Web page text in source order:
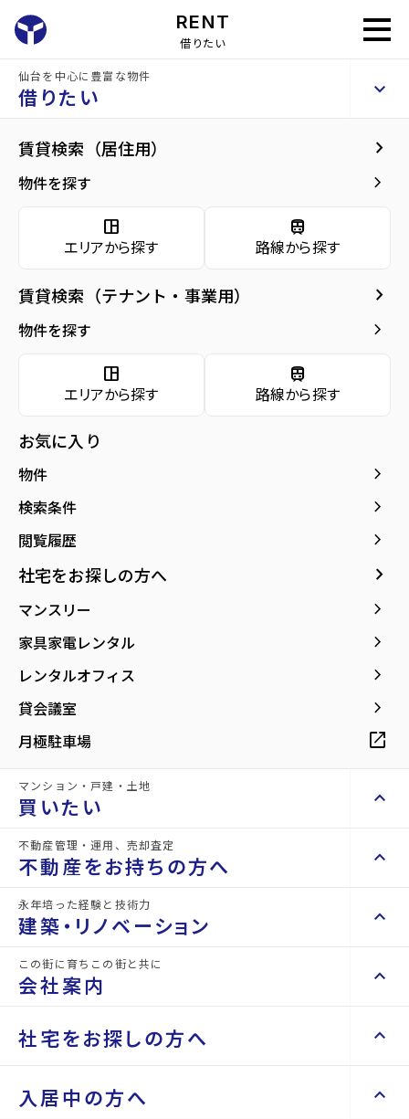
RENT
借りたい
仙台を中心に豊富な物件
借りたい keyboard_arrow_up
賃貸検索（居住用） keyboard_arrow_right
物件を探す keyboard_arrow_right
space_dashboard
エリアから探す
train
路線から探す
賃貸検索（テナント・事業用） keyboard_arrow_right
物件を探す keyboard_arrow_right
space_dashboard
エリアから探す
train
路線から探す
お気に入り
物件 keyboard_arrow_right
検索条件 keyboard_arrow_right
閲覧履歴 keyboard_arrow_right
社宅をお探しの方へ keyboard_arrow_right
マンスリー keyboard_arrow_right
家具家電レンタル keyboard_arrow_right
レンタルオフィス keyboard_arrow_right
貸会議室 keyboard_arrow_right
月極駐車場 open_in_new
マンション・戸建・土地
買いたい keyboard_arrow_up
不動産を買いたい方へ keyboard_arrow_right
space_dashboard
エリアから探す
space_dashboard
土地を探す
不動産管理・運用、売却査定
不動産をお持ちの方へ keyboard_arrow_up
不動産をお持ちの方へ keyboard_arrow_right
山一地所の賃貸管理
不動産を貸すまでの流れ
空き家サポートサービス
不動産を売却したい keyboard_arrow_right
永年培った経験と技術力
建築・リノベーション keyboard_arrow_up
建築・リノベーション keyboard_arrow_right
Renotta（リノッタ） keyboard_arrow_right
この街に育ちこの街と共に
会社案内 keyboard_arrow_up
会社案内 keyboard_arrow_right
会社概要・沿革 keyboard_arrow_right
社宅をお探しの方へ keyboard_arrow_up
社宅をお探しの方へ keyboard_arrow_right
入居中の方へ keyboard_arrow_up
賃貸アパート ボヌールB棟
建物概要
現在募集中の物件arrow_forward
arrow_forward
地図・周辺環境 arrow_forward
ボヌールB棟 1階
管理費・共益費
間取り
1階／2階建て
アクセス
仙台市営バス バス停『西花苑団地入口』か
所在地 宮城県仙台市青葉区折立3丁目
location_on グーグルマップでみる
築年月 1995年07月
【敷金0＆礼金0】2LDKにリノベーション！
詳細情報 details
物件名 ボヌールB棟
所在地 宮城県仙台市青葉区折立3丁目
仙台市営バス バス停『西花苑団地入口』
から徒歩4分
location_on